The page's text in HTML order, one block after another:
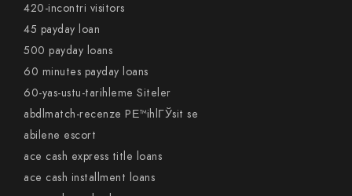
420-incontri visitors
45 payday loan
500 payday loans
60 minutes payday loans
60-yas-ustu-tarihleme Siteler
abdlmatch-recenze PЕ™ihlГЎsit se
abilene escort
ace cash express title loans
ace cash installment loans